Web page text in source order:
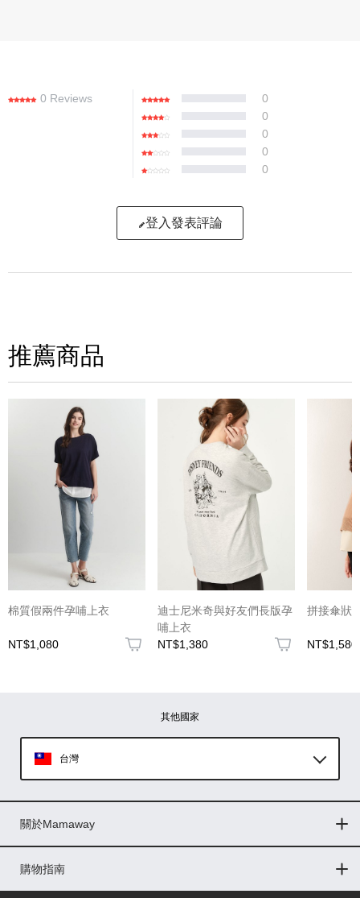
0 Reviews
0
0
0
0
0
登入發表評論
(圖片格式限jpg、jpeg)
推薦商品
棉質假兩件孕哺上衣
NT$1,080
迪士尼米奇與好友們長版孕
哺上衣
NT$1,380
拼接傘狀
NT$1,580
其他國家
台灣
印尼
菲律賓
馬來西亞
關於Mamaway
門市據點
最新消息
品牌故事
人力招募
媒體花絮
隱私權聲明
CSR企業社會責任
購物指南
購物常見問題
退換貨問題
儲值金使用條款
購買儲值金
發票問題
會員權益
線上留言
吸乳器-免費體驗